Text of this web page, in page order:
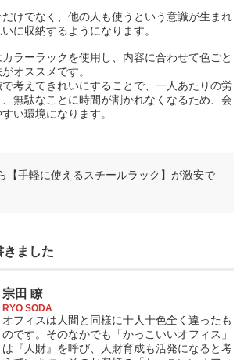
けでなく、他の人も使うという意識が生まれ
に収納するようになります。
ラーラックを使用し、内容に合わせて色ごと
オススメです。
考えてきれいにすることで、一人あたりの労
無駄なことに時間が割かれなくなるため、会
い環境になります。
【手軽に使えるスチールラック】が激安で
きました
宗田 瞭
RYO SODA
オフィスは人間と同様に十人十色全く違ったも
のです。そのなかでも「かっこいいオフィス」
は『人財』を呼び、人財育成も活発になると考